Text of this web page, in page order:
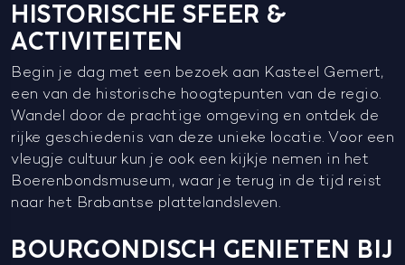
HISTORISCHE SFEER &
ACTIVITEITEN
Begin je dag met een bezoek aan Kasteel Gemert,
een van de historische hoogtepunten van de regio.
Wandel door de prachtige omgeving en ontdek de
rijke geschiedenis van deze unieke locatie. Voor een
vleugje cultuur kun je ook een kijkje nemen in het
Boerenbondsmuseum, waar je terug in de tijd reist
naar het Brabantse plattelandsleven.
BOURGONDISCH GENIETEN BIJ